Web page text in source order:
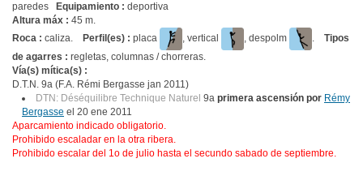
paredes
Equipamiento : deportiva
Altura máx : 45 m.
Roca : caliza. Perfil(es) : placa , vertical , despolm . Tipos
de agarres : regletas, columnas / chorreras.
Vía(s) mítica(s) :
D.T.N. 9a (F.A. Rémi Bergasse jan 2011)
DTN: Déséquilibre Technique Naturel 9a primera ascensión por Rémy
Bergasse el 20 ene 2011
Aparcamiento indicado obligatorio.
Prohibido escaladar en la otra ribera.
Prohibido escalar del 1o de julio hasta el secundo sabado de septiembre.